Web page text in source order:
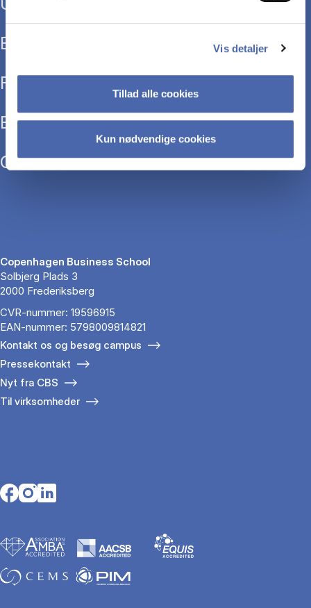
Vis detaljer
Tillad alle cookies
Kun nødvendige cookies
Efteruddannelse
Forskning
Bibliotek
Om CBS
Copenhagen Business School
Solbjerg Plads 3
2000 Frederiksberg
CVR-nummer: 19596915
EAN-nummer: 5798009814821
Kontakt os og besøg campus
Pressekontakt
Nyt fra CBS
Til virksomheder
Opens in a new tab
Opens in a new tab
Opens in a new tab